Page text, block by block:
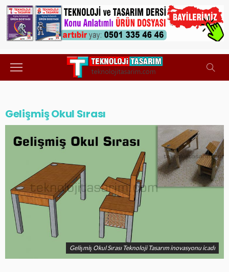
Gelişmiş Okul Sırası
Gelişmiş Okul Sırası Teknoloji Tasarım inovasyonu icadı